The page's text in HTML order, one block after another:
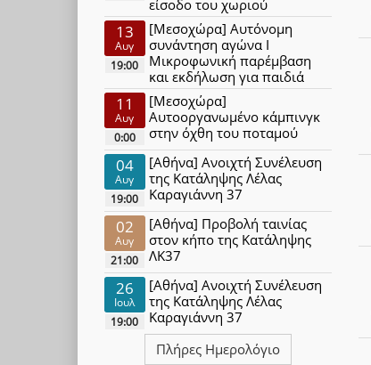
είσοδο του χωριού
13
Αυγ
19:00
[Μεσοχώρα] Αυτόνομη
συνάντηση αγώνα Ι
Μικροφωνική παρέμβαση
και εκδήλωση για παιδιά
11
Αυγ
0:00
[Μεσοχώρα]
Αυτοοργανωμένο κάμπινγκ
στην όχθη του ποταμού
04
Αυγ
19:00
[Αθήνα] Ανοιχτή Συνέλευση
της Κατάληψης Λέλας
Καραγιάννη 37
02
Αυγ
21:00
[Αθήνα] Προβολή ταινίας
στον κήπο της Κατάληψης
ΛΚ37
26
Ιουλ
19:00
[Αθήνα] Ανοιχτή Συνέλευση
της Κατάληψης Λέλας
Καραγιάννη 37
Πλήρες Ημερολόγιο